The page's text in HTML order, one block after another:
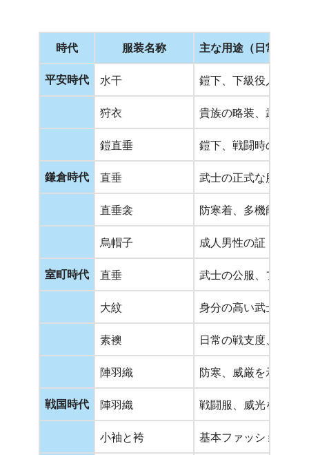
時代 服装名称 主な用途（日常着、
平安時代 水干 鎧下、下級役人・庶
狩衣 貴族の略装、武士の
鎧直垂 鎧下、戦闘時の晴装束
鎌倉時代 直垂 武士の正式な服装、
直垂衾 防寒着、多機能（上
烏帽子 成人男性の証
室町時代 直垂 武士の公服、フォー
大紋 身分の高い武士の礼服
素襖 日常の戦支度、簡略
陣羽織 防寒、威厳を示す羽織
戦国時代 陣羽織 戦闘服、威光を示す
小袖と袴 基本ファッション、